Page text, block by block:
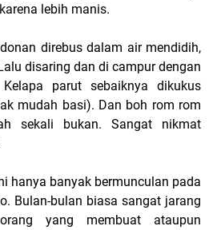
lebih manis.
direbus dalam air mendidih,
disaring dan di campur dengan
parut sebaiknya dikukus
mudah basi). Dan boh rom rom
sekali bukan. Sangat nikmat
hanya banyak bermunculan pada
Bulan-bulan biasa sangat jarang
yang membuat ataupun